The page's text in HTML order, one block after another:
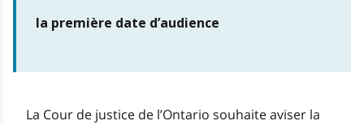
la première date d’audience
La Cour de justice de l’Ontario souhaite aviser la